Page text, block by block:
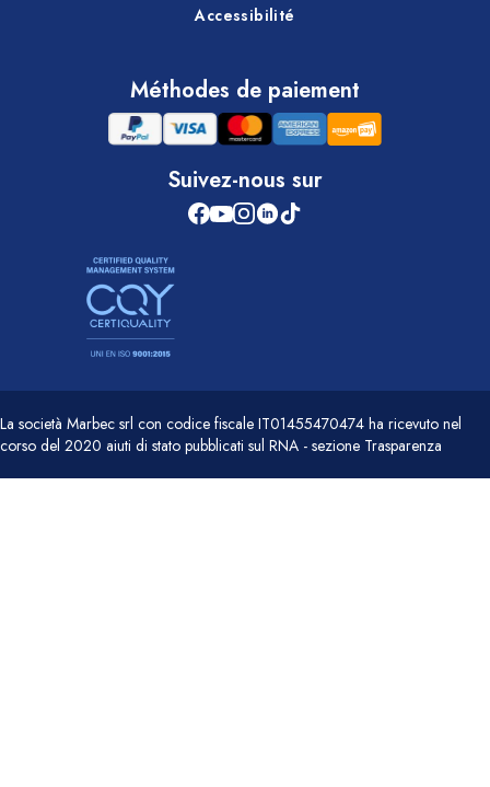
Accessibilité
Méthodes de paiement
Suivez-nous sur
La società Marbec srl con codice fiscale IT01455470474 ha ricevuto nel
corso del 2020 aiuti di stato pubblicati sul RNA - sezione Trasparenza